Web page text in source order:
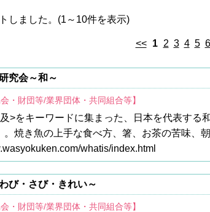
しました。(1～10件を表示)
<< 1 2 3 4 5 6
究会～和～
会・財団等/業界団体・共同組合等】
>をキーワードに集まった、日本を代表する
。焼き魚の上手な食べ方、箸、お茶の苦味、
whatis/index.html
び・さび・きれい～
会・財団等/業界団体・共同組合等】